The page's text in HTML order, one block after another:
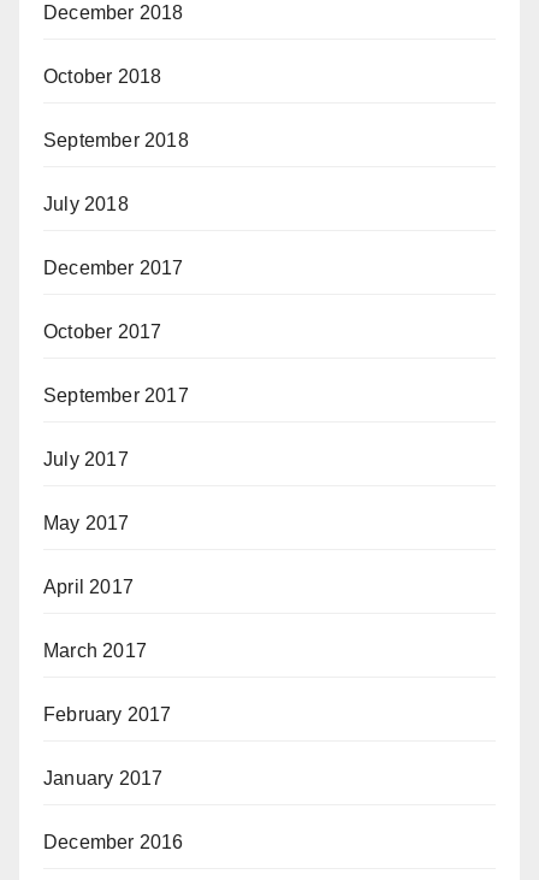
December 2018
October 2018
September 2018
July 2018
December 2017
October 2017
September 2017
July 2017
May 2017
April 2017
March 2017
February 2017
January 2017
December 2016